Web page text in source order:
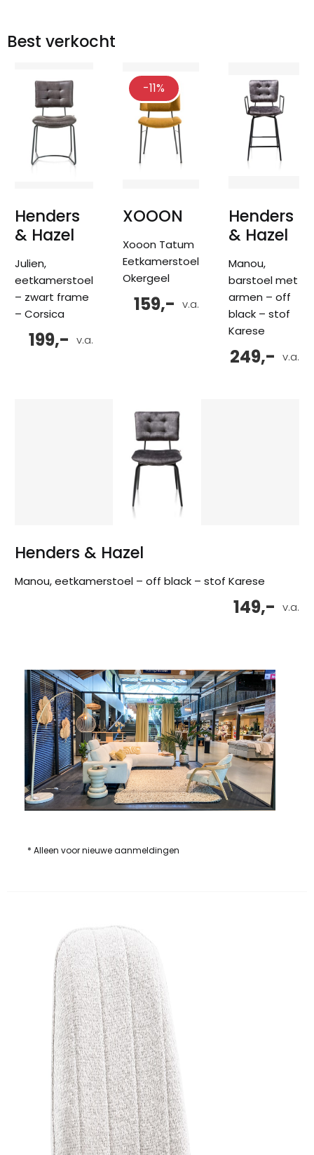
Best verkocht
Henders
& Hazel
Julien,
eetkamerstoel
– zwart frame
– Corsica
v.a.
199,-
-11%
XOOON
Xooon Tatum
Eetkamerstoel
Okergeel
v.a.
159,-
Henders
& Hazel
Manou,
barstoel met
armen – off
black – stof
Karese
v.a.
249,-
Henders & Hazel
Manou, eetkamerstoel – off black – stof Karese
v.a.
149,-
* Alleen voor nieuwe aanmeldingen